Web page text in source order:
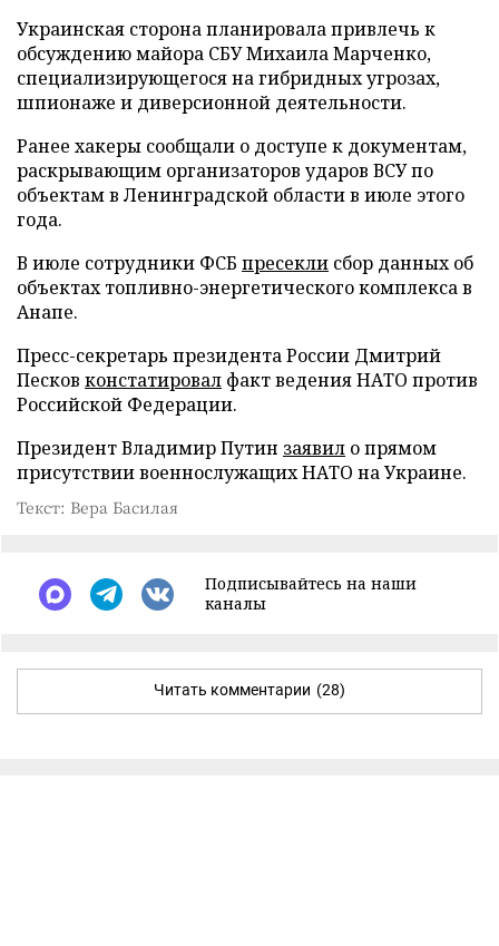
Украинская сторона планировала привлечь к
обсуждению майора СБУ Михаила Марченко,
специализирующегося на гибридных угрозах,
шпионаже и диверсионной деятельности.
Ранее хакеры сообщали о доступе к документам,
раскрывающим организаторов ударов ВСУ по
объектам в Ленинградской области в июле этого
года.
В июле сотрудники ФСБ пресекли сбор данных об
объектах топливно-энергетического комплекса в
Анапе.
Пресс-секретарь президента России Дмитрий
Песков констатировал факт ведения НАТО против
Российской Федерации.
Президент Владимир Путин заявил о прямом
присутствии военнослужащих НАТО на Украине.
Текст: Вера Басилая
Подписывайтесь на наши
каналы
Читать комментарии (28)